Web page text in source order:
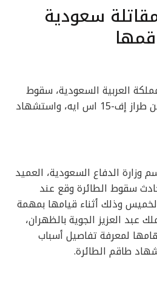
سعودية
العربية السعودية، سقوط
إحدى الطائرات المقاتلة من طراز إف-15 اس ايه، واستشهاد
وزارة الدفاع السعودية، العميد
سقوط الطائرة وقع عند
اليوم الخميس وذلك أثناء قيامها بمهمة
عبد العزيز الجوية بالظهران،
لمعرفة تفاصيل أسباب
طاقم الطائرة.